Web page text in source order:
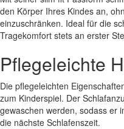
den Körper Ihres Kindes an,
einzuschränken. Ideal für die
Tragekomfort stets an erster
Pflegeleichte
Die pflegeleichten
zum Kinderspiel. Der
gewaschen werden, sodass er
die nächste Schlafenszeit.